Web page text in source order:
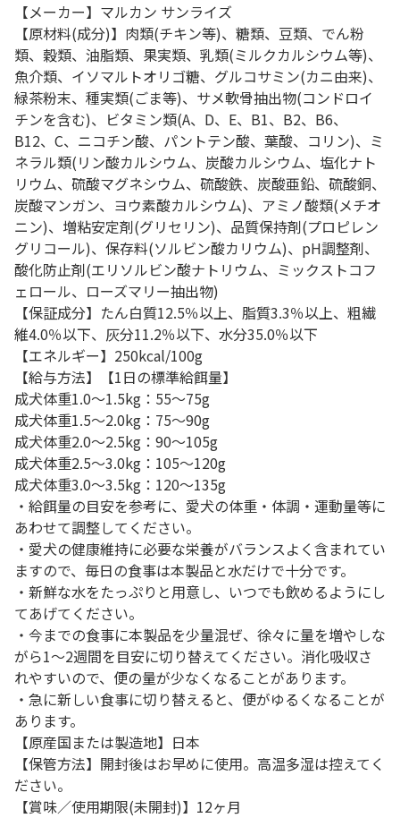
【メーカー】マルカン サンライズ
【原材料(成分)】肉類(チキン等)、糖類、豆類、でん粉
類、穀類、油脂類、果実類、乳類(ミルクカルシウム等)、
魚介類、イソマルトオリゴ糖、グルコサミン(カニ由来)、
緑茶粉末、種実類(ごま等)、サメ軟骨抽出物(コンドロイ
チンを含む)、ビタミン類(A、D、E、B1、B2、B6、
B12、C、ニコチン酸、パントテン酸、葉酸、コリン)、ミ
ネラル類(リン酸カルシウム、炭酸カルシウム、塩化ナト
リウム、硫酸マグネシウム、硫酸鉄、炭酸亜鉛、硫酸銅、
炭酸マンガン、ヨウ素酸カルシウム)、アミノ酸類(メチオ
ニン)、増粘安定剤(グリセリン)、品質保持剤(プロピレン
グリコール)、保存料(ソルビン酸カリウム)、pH調整剤、
酸化防止剤(エリソルビン酸ナトリウム、ミックストコフ
ェロール、ローズマリー抽出物)
【保証成分】たん白質12.5％以上、脂質3.3％以上、粗繊
維4.0％以下、灰分11.2％以下、水分35.0％以下
【エネルギー】250kcal/100g
【給与方法】【1日の標準給餌量】
成犬体重1.0～1.5kg：55～75g
成犬体重1.5～2.0kg：75～90g
成犬体重2.0～2.5kg：90～105g
成犬体重2.5～3.0kg：105～120g
成犬体重3.0～3.5kg：120～135g
・給餌量の目安を参考に、愛犬の体重・体調・運動量等に
あわせて調整してください。
・愛犬の健康維持に必要な栄養がバランスよく含まれてい
ますので、毎日の食事は本製品と水だけで十分です。
・新鮮な水をたっぷりと用意し、いつでも飲めるようにし
てあげてください。
・今までの食事に本製品を少量混ぜ、徐々に量を増やしな
がら1～2週間を目安に切り替えてください。消化吸収さ
れやすいので、便の量が少なくなることがあります。
・急に新しい食事に切り替えると、便がゆるくなることが
あります。
【原産国または製造地】日本
【保管方法】開封後はお早めに使用。高温多湿は控えてく
ださい。
【賞味／使用期限(未開封)】12ヶ月